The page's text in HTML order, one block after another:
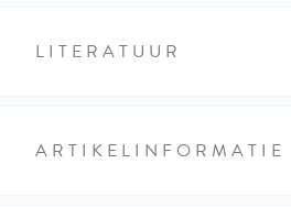
LITERATUUR
ARTIKELINFORMATIE